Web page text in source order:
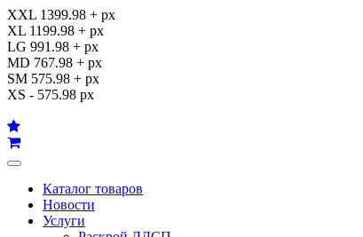
XXL 1399.98 + px
XL 1199.98 + px
LG 991.98 + px
MD 767.98 + px
SM 575.98 + px
XS - 575.98 px
Каталог товаров
Новости
Услуги